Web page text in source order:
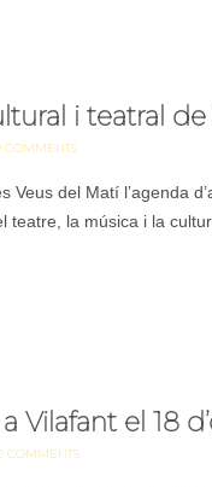
i teatral
COMMENTS
del Matí l’agenda
la música i la
Vilafant el 18
COMMENTS